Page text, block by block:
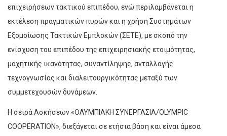
επιχειρήσεων τακτικού επιπέδου, ενώ περιλαμβάνεται η
εκτέλεση πραγματικών πυρών και η χρήση Συστημάτων
Εξομοίωσης Τακτικών Εμπλοκών (ΣΕΤΕ), με σκοπό την
ενίσχυση του επιπέδου της επιχειρησιακής ετοιμότητας,
μαχητικής ικανότητας, συναντίληψης, ανταλλαγής
τεχνογνωσίας και διαλειτουργικότητας μεταξύ των
συμμετεχουσών δυνάμεων.
H σειρά Ασκήσεων «ΟΛΥΜΠΙΑΚΗ ΣΥΝΕΡΓΑΣΙΑ/OLYMPIC
COOPERATION», διεξάγεται σε ετήσια βάση και είναι άμεσα